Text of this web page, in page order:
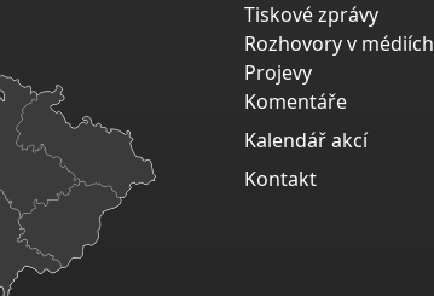
Tiskové zprávy
Rozhovory v médiích
Projevy
Komentáře
Kalendář akcí
Kontakt